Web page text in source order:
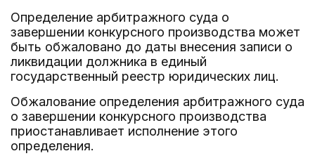
Определение арбитражного суда о
завершении конкурсного производства может
быть обжаловано до даты внесения записи о
ликвидации должника в единый
государственный реестр юридических лиц.
Обжалование определения арбитражного суда
о завершении конкурсного производства
приостанавливает исполнение этого
определения.